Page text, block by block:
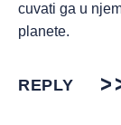
cuvati ga u
planete.
REPLY